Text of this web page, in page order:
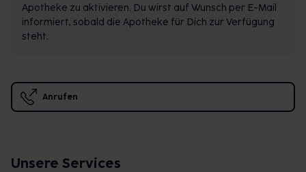
Apotheke zu aktivieren. Du wirst auf Wunsch per E-Mail
informiert, sobald die Apotheke für Dich zur Verfügung
steht.
Anrufen
Unsere Services